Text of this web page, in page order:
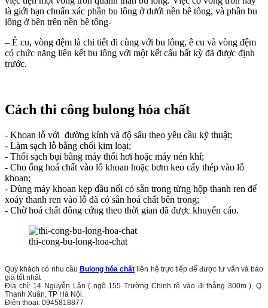
là giới hạn chuẩn xác phần bu lông ở dưới nền bê tông, và phần bu
lông ở bên trên nền bê tông-
– Ê cu, vòng đệm là chi tiết đi cùng với bu lông, ê cu và vòng đệm
có chức năng liên kết bu lông với một kết cấu bất kỳ đã được định
trước.
Cách thi công bulong hóa chất
- Khoan lỗ với đường kính và độ sâu theo yêu cầu kỹ thuật;
- Làm sạch lỗ bằng chổi kim loại;
- Thổi sạch bụi bằng máy thổi hơi hoặc máy nén khí;
- Cho ống hoá chất vào lỗ khoan hoặc bơm keo cấy thép vào lỗ
khoan;
- Dùng máy khoan kẹp đầu nối có sẵn trong từng hộp thanh ren để
xoáy thanh ren vào lỗ đã có sẳn hoá chất bên trong;
- Chờ hoá chất đông cứng theo thời gian đã được khuyến cáo.
thi-cong-bu-long-hoa-chat
Quý khách có nhu cầu Bulong hóa chất liên hệ trực tiếp để được tư vấn và báo
giá tốt nhất
Địa chỉ: 14 Nguyễn Lân ( ngõ 155 Trường Chinh rẽ vào đi thẳng 300m ), Q.
Thanh Xuân, TP Hà Nội.
Điện thoại: 0945818877